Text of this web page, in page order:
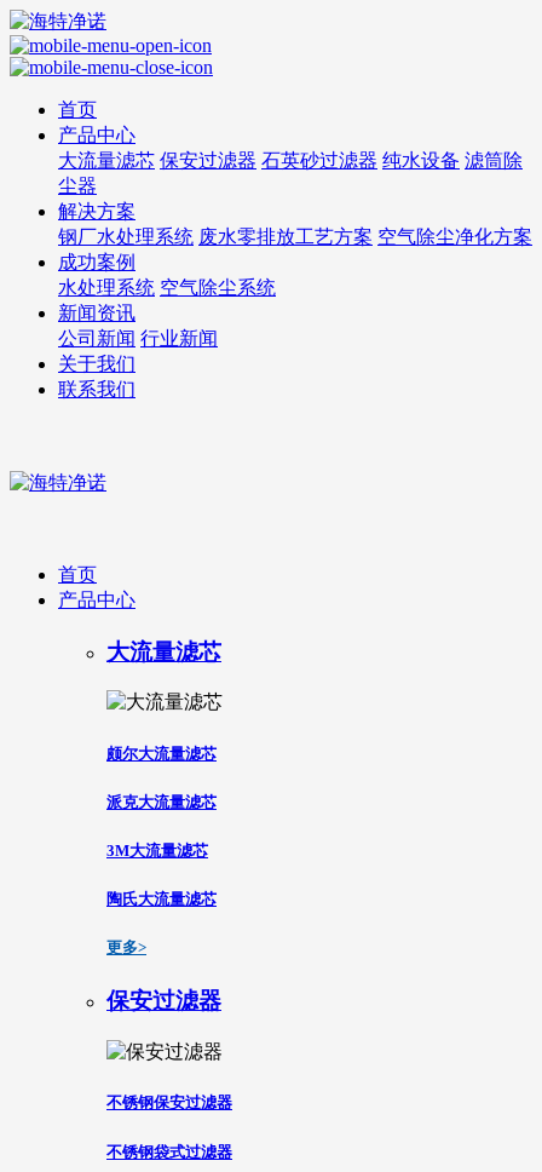
首页
产品中心
大流量滤芯 保安过滤器 石英砂过滤器 纯水设备 滤筒除
尘器
解决方案
钢厂水处理系统 废水零排放工艺方案 空气除尘净化方案
成功案例
水处理系统 空气除尘系统
新闻资讯
公司新闻 行业新闻
关于我们
联系我们
首页
产品中心
大流量滤芯
颇尔大流量滤芯
派克大流量滤芯
3M大流量滤芯
陶氏大流量滤芯
更多>
保安过滤器
不锈钢保安过滤器
不锈钢袋式过滤器